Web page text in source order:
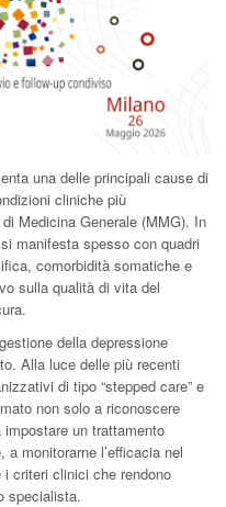
una delle principali cause di
cliniche più
Medicina Generale (MMG). In
manifesta spesso con quadri
comorbidità somatiche e
sulla qualità di vita del
della depressione
Alla luce delle più recenti
di tipo “stepped care” e
non solo a riconoscere
un trattamento
monitorarne l’efficacia nel
criteri clinici che rendono
specialista.